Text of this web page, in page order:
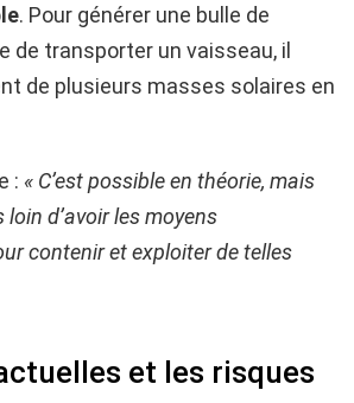
. Pour générer une bulle de
de transporter un vaisseau, il
de plusieurs masses solaires en
: « C’est possible en théorie, mais
d’avoir les moyens
contenir et exploiter de telles
et les risques